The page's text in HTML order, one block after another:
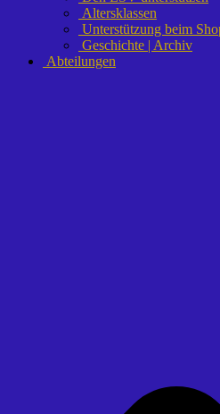
Altersklassen
Unterstützung beim
Geschichte | Archiv
Abteilungen